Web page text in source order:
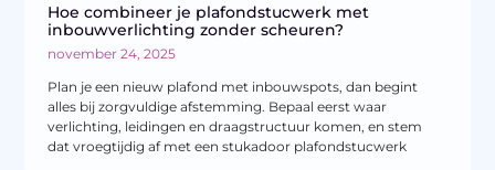
Hoe combineer je plafondstucwerk met
inbouwverlichting zonder scheuren?
november 24, 2025
Plan je een nieuw plafond met inbouwspots, dan begint
alles bij zorgvuldige afstemming. Bepaal eerst waar
verlichting, leidingen en draagstructuur komen, en stem
dat vroegtijdig af met een stukadoor plafondstucwerk